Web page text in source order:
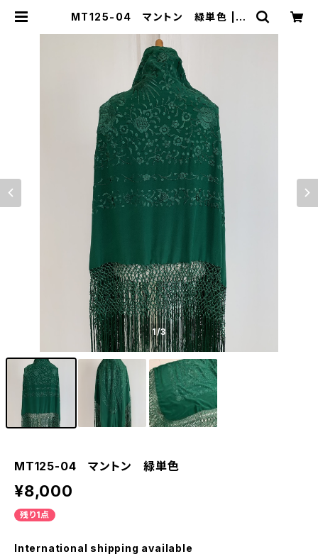
MT125-04 マントン 緑単色 | R
1/3
MT125-04 マントン 緑単色
¥8,000
残り1点
International shipping available